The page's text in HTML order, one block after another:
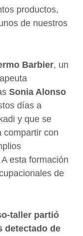
productos,
de nuestros
Barbier, un
Sonia Alonso
días a
y que se
compartir con
esta formación
de
taller partió
detectado de